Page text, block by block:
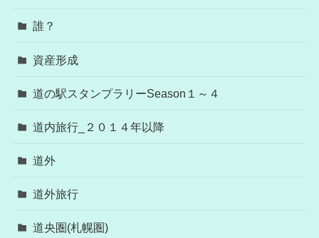
誰？
資産形成
道の駅スタンプラリーSeason１～４
道内旅行_２０１４年以降
道外
道外旅行
道央圏(札幌圏)